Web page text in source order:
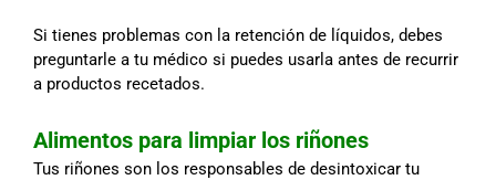
Si tienes problemas con la retención de líquidos, debes
preguntarle a tu médico si puedes usarla antes de recurrir
a productos recetados.
Alimentos para limpiar los riñones
Tus riñones son los responsables de desintoxicar tu